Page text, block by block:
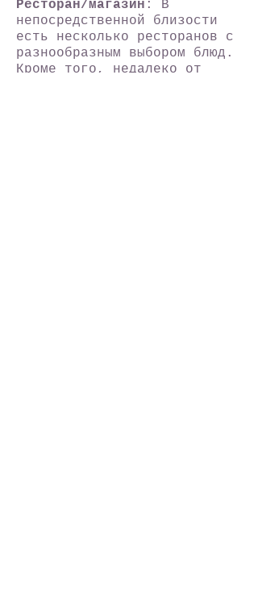
Ресторан/магазин : В
непосредственной близости
есть несколько ресторанов с
разнообразным выбором блюд.
Кроме того, недалеко от